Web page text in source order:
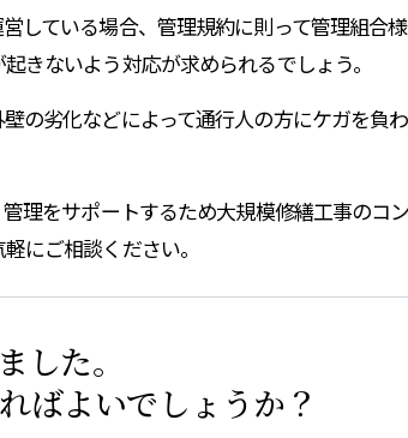
している場合、管理規約に則って管理組合
きないよう対応が求められるでしょう。
の劣化などによって通行人の方にケガを負
理をサポートするため大規模修繕工事のコ
にご相談ください。
した。
ばよいでしょうか？